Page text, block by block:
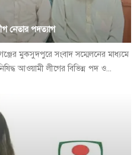
নেতার পদত্যাগ
মুকসুদপুরে সংবাদ সম্মেলনের মাধ্যমে
আওয়ামী লীগের বিভিন্ন পদ ও...